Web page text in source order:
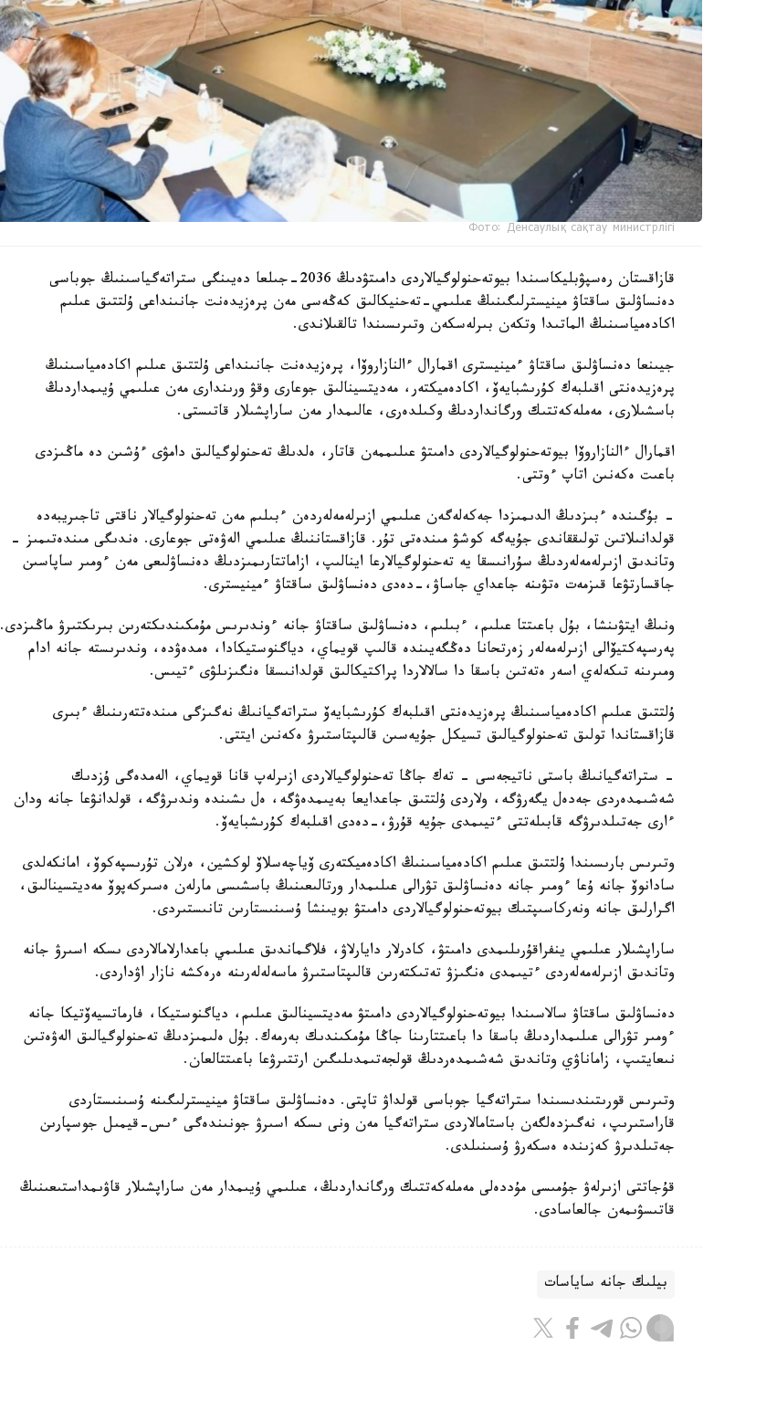
Фото: Денсаулық сақтау министрлігі
قازاقستان رەسپۋبليكاسىندا بيوتەحنولوگيالاردى دامىتۋدىڭ 2036-جىلعا دەيىنگى ستراتەگياسىنىڭ جوباسى
دەنساۋلىق ساقتاۋ مينيسترلىگىنىڭ عىلىمي-تەحنيكالىق كەڭەسى مەن پرەزيدەنت جانىنداعى ۇلتتىق عىلىم
اكادەمياسىنىڭ الماتىدا وتكەن بىرلەسكەن وتىرىسىندا تالقىلاندى.
جيىنعا دەنساۋلىق ساقتاۋ ءمينيسترى اقمارال ءالنازاروۆا، پرەزيدەنت جانىنداعى ۇلتتىق عىلىم اكادەمياسىنىڭ
پرەزيدەنتى اقىلبەك كۇرىشبايەۆ، اكادەميكتەر، مەديتسينالىق جوعارى وقۋ ورىندارى مەن عىلىمي ۇيىمداردىڭ
باسشىلارى، مەملەكەتتىك ورگانداردىڭ وكىلدەرى، عالىمدار مەن ساراپشىلار قاتىستى.
اقمارال ءالنازاروۆا بيوتەحنولوگيالاردى دامىتۋ عىلىممەن قاتار، ەلدىڭ تەحنولوگيالىق دامۋى ءۇشىن دە ماڭىزدى
باعىت ەكەنىن اتاپ ءوتتى.
- بۇگىندە ءبىزدىڭ الدىمىزدا جەكەلەگەن عىلىمي ازىرلەمەلەردەن ءبىلىم مەن تەحنولوگيالار ناقتى تاجىريبەدە
قولدانىلاتىن تولىققاندى جۇيەگە كوشۋ مىندەتى تۇر. قازاقستاننىڭ عىلىمي الەۋەتى جوعارى. ەندىگى مىندەتىمىز -
وتاندىق ازىرلەمەلەردىڭ سۇرانىسقا يە تەحنولوگيالارعا اينالىپ، ازاماتتارىمىزدىڭ دەنساۋلىعى مەن ءومىر ساپاسىن
جاقسارتۋعا قىزمەت ەتۋىنە جاعداي جاساۋ،-دەدى دەنساۋلىق ساقتاۋ ءمينيسترى.
ونىڭ ايتۋىنشا، بۇل باعىتتا عىلىم، ءبىلىم، دەنساۋلىق ساقتاۋ جانە ءوندىرىس مۇمكىندىكتەرىن بىرىكتىرۋ ماڭىزدى.
پەرسپەكتيۆالى ازىرلەمەلەر زەرتحانا دەڭگەيىندە قالىپ قويماي، دياگنوستيكادا، ەمدەۋدە، وندىرىستە جانە ادام
ومىرىنە تىكەلەي اسەر ەتەتىن باسقا دا سالالاردا پراكتيكالىق قولدانىسقا ەنگىزىلۋى ءتيىس.
ۇلتتىق عىلىم اكادەمياسىنىڭ پرەزيدەنتى اقىلبەك كۇرىشبايەۆ ستراتەگيانىڭ نەگىزگى مىندەتتەرىنىڭ ءبىرى
قازاقستاندا تولىق تەحنولوگيالىق تسيكل جۇيەسىن قالىپتاستىرۋ ەكەنىن ايتتى.
- ستراتەگيانىڭ باستى ناتيجەسى - تەك جاڭا تەحنولوگيالاردى ازىرلەپ قانا قويماي، الەمدەگى ۇزدىك
شەشىمدەردى جەدەل يگەرۋگە، ولاردى ۇلتتىق جاعدايعا بەيىمدەۋگە، ەل ىشىندە وندىرۋگە، قولدانۋعا جانە ودان
ءارى جەتىلدىرۋگە قابىلەتتى ءتيىمدى جۇيە قۇرۋ،-دەدى اقىلبەك كۇرىشبايەۆ.
وتىرىس بارىسىندا ۇلتتىق عىلىم اكادەمياسىنىڭ اكادەميكتەرى ۆياچەسلاۆ لوكشين، ەرلان تۇرىسپەكوۆ، امانكەلدى
سادانوۆ جانە ۇعا ءومىر جانە دەنساۋلىق تۋرالى عىلىمدار ورتالىعىنىڭ باسشىسى مارلەن ەسىركەپوۆ مەديتسينالىق،
اگرارلىق جانە ونەركاسىپتىك بيوتەحنولوگيالاردى دامىتۋ بويىنشا ۇسىنىستارىن تانىستىردى.
ساراپشىلار عىلىمي ينفراقۇرىلىمدى دامىتۋ، كادرلار دايارلاۋ، فلاگماندىق عىلىمي باعدارلامالاردى ىسكە اسىرۋ جانە
وتاندىق ازىرلەمەلەردى ءتيىمدى ەنگىزۋ تەتىكتەرىن قالىپتاستىرۋ ماسەلەلەرىنە ەرەكشە نازار اۋداردى.
دەنساۋلىق ساقتاۋ سالاسىندا بيوتەحنولوگيالاردى دامىتۋ مەديتسينالىق عىلىم، دياگنوستيكا، فارماتسيەۆتيكا جانە
ءومىر تۋرالى عىلىمداردىڭ باسقا دا باعىتتارىنا جاڭا مۇمكىندىك بەرمەك. بۇل ەلىمىزدىڭ تەحنولوگيالىق الەۋەتىن
نىعايتىپ، زاماناۋي وتاندىق شەشىمدەردىڭ قولجەتىمدىلىگىن ارتتىرۋعا باعىتتالعان.
وتىرىس قورىتىندىسىندا ستراتەگيا جوباسى قولداۋ تاپتى. دەنساۋلىق ساقتاۋ مينيسترلىگىنە ۇسىنىستاردى
قاراستىرىپ، نەگىزدەلگەن باستامالاردى ستراتەگيا مەن ونى ىسكە اسىرۋ جونىندەگى ءىس-قيمىل جوسپارىن
جەتىلدىرۋ كەزىندە ەسكەرۋ ۇسىنىلدى.
قۇجاتتى ازىرلەۋ جۇمىسى مۇددەلى مەملەكەتتىك ورگانداردىڭ، عىلىمي ۇيىمدار مەن ساراپشىلار قاۋىمداستىعىنىڭ
قاتىسۋىمەن جالعاسادى.
بيلىك جانە ساياسات